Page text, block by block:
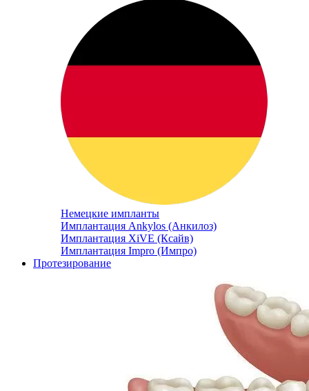
Немецкие импланты
Имплантация Ankylos (Анкилоз)
Имплантация XiVE (Ксайв)
Имплантация Impro (Импро)
Протезирование